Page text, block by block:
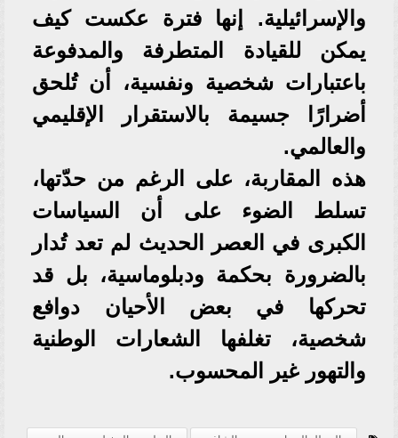
والإسرائيلية. إنها فترة عكست كيف
يمكن للقيادة المتطرفة والمدفوعة
باعتبارات شخصية ونفسية، أن تُلحق
أضرارًا جسيمة بالاستقرار الإقليمي
والعالمي.
​هذه المقاربة، على الرغم من حدّتها،
تسلط الضوء على أن السياسات
الكبرى في العصر الحديث لم تعد تُدار
بالضرورة بحكمة ودبلوماسية، بل قد
تحركها في بعض الأحيان دوافع
شخصية، تغلفها الشعارات الوطنية
والتهور غير المحسوب.